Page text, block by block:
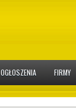
OGŁOSZENIA FIRMY